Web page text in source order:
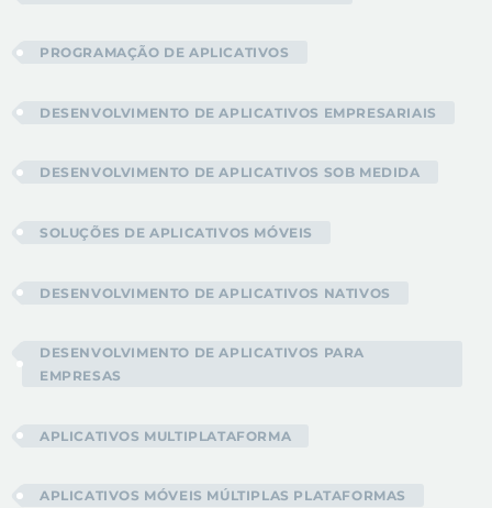
PROGRAMAÇÃO DE APLICATIVOS
DESENVOLVIMENTO DE APLICATIVOS EMPRESARIAIS
DESENVOLVIMENTO DE APLICATIVOS SOB MEDIDA
SOLUÇÕES DE APLICATIVOS MÓVEIS
DESENVOLVIMENTO DE APLICATIVOS NATIVOS
DESENVOLVIMENTO DE APLICATIVOS PARA
EMPRESAS
APLICATIVOS MULTIPLATAFORMA
APLICATIVOS MÓVEIS MÚLTIPLAS PLATAFORMAS